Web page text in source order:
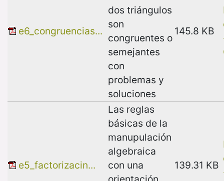
e6_congruencias...
dos triángulos
son
congruentes o
semejantes
con
problemas y
soluciones
145.8 KB
e5_factorizacin...
Las reglas
básicas de la
manupulación
algebraica
con una
139.31 KB